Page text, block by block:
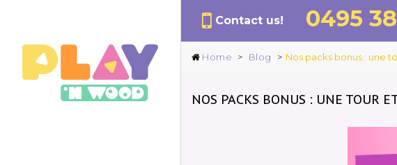
Contact us! 0495
Home > Blog > Nos packs bonus : une
NOS PACKS BONUS : UNE TOUR